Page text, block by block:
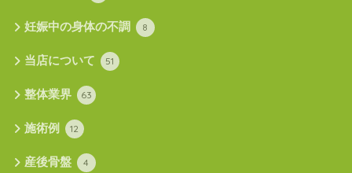
妊娠中の身体の不調 8
当店について 51
整体業界 63
施術例 12
産後骨盤 4